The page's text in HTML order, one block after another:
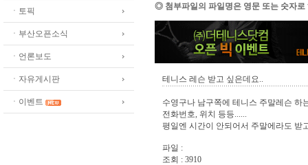
ㆍ토픽
ㆍ부산오픈소식
ㆍ언론보도
ㆍ자유게시판
ㆍ이벤트
◎ 첨부파일의 파일명은 영문 또는 숫자로
테니스 레슨 받고 싶은데요..
수영구나 남구쪽에 테니스 주말레슨 하
전화번호, 위치 등등......
평일엔 시간이 안되어서 주말에라도 받
파일 :
조회 : 3910